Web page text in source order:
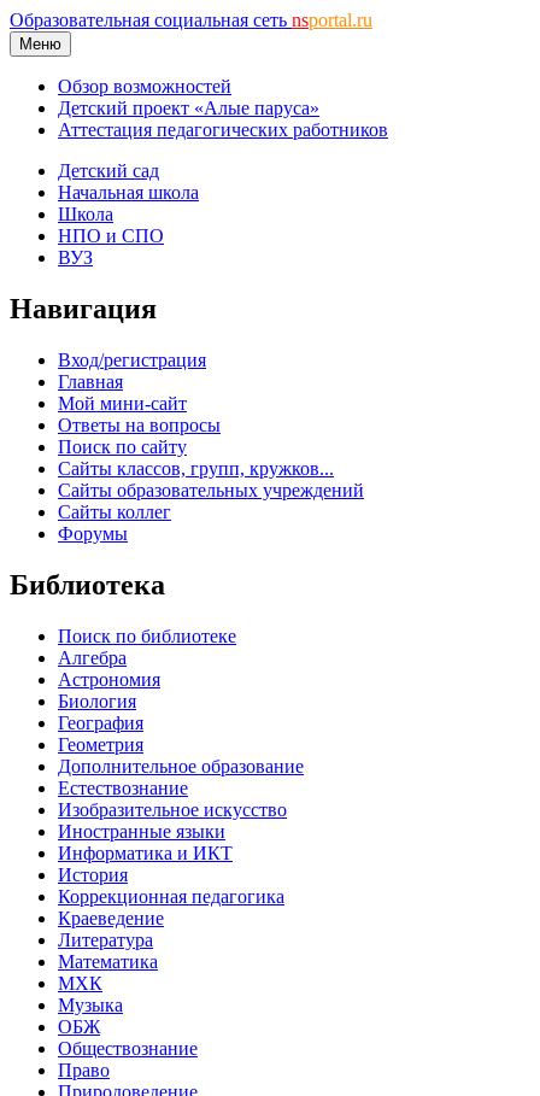
Образовательная социальная сеть nsportal.ru
Меню
Обзор возможностей
Детский проект «Алые паруса»
Аттестация педагогических работников
Детский сад
Начальная школа
Школа
НПО и СПО
ВУЗ
Навигация
Вход/регистрация
Главная
Мой мини-сайт
Ответы на вопросы
Поиск по сайту
Сайты классов, групп, кружков...
Сайты образовательных учреждений
Сайты коллег
Форумы
Библиотека
Поиск по библиотеке
Алгебра
Астрономия
Биология
География
Геометрия
Дополнительное образование
Естествознание
Изобразительное искусство
Иностранные языки
Информатика и ИКТ
История
Коррекционная педагогика
Краеведение
Литература
Математика
МХК
Музыка
ОБЖ
Обществознание
Право
Природоведение